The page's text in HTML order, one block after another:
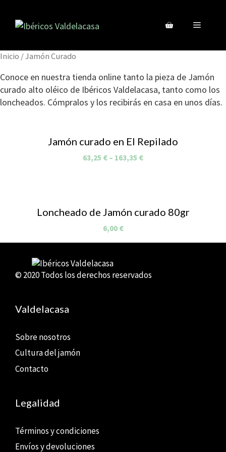
Inicio / Jamón Curado
Conoce en nuestra tienda online tanto la pieza de Jamón
curado alto oléico de Ibéricos Valdelacasa, tanto como los
loncheados. Cómpralos y los recibirás en casa en unos días.
Jamón curado en El Repilado
63,25 € – 163,35 €
Loncheado de Jamón curado 80gr
6,00 €
© 2020 Todos los derechos reservados
Valdelacasa
Sobre nosotros
Cultura del jamón
Contacto
Legalidad
Términos y condiciones
Envíos y devoluciones